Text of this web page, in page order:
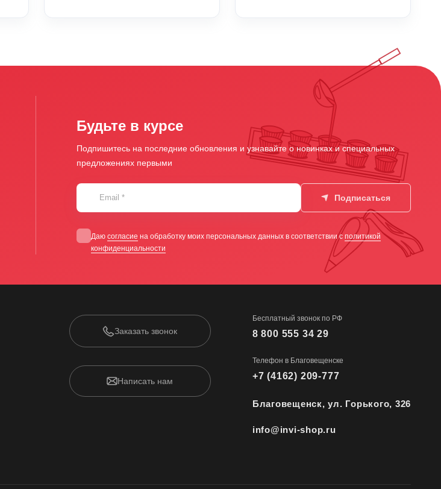
Будьте в курсе
Подпишитесь на последние обновления и узнавайте о новинках и специальных
предложениях первыми
Email * Подписаться
Даю согласие на обработку моих персональных данных в соответствии с политикой
конфиденциальности
Заказать звонок
Написать нам
Бесплатный звонок по РФ
8 800 555 34 29
Телефон в Благовещенске
+7 (4162) 209-777
Благовещенск, ул. Горького, 326
info@invi-shop.ru